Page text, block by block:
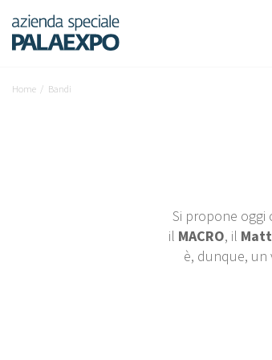
Home Bandi
Si propone oggi
il MACRO, il
è, dunque, un